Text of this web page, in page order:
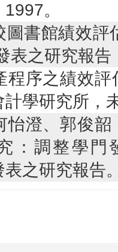
。
圖書館績效
表之研究報告
程序之績效
計學研究所，
怡澄、郭俊
：調整學門
表之研究報告